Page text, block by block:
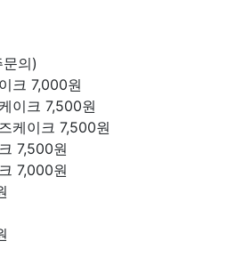
의)
크 7,000원
이크 7,500원
케이크 7,500원
7,500원
7,000원